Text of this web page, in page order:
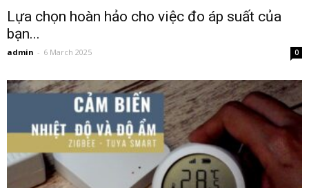
Lựa chọn hoàn hảo cho việc đo áp suất của
bạn...
admin - 6 March 2025 0